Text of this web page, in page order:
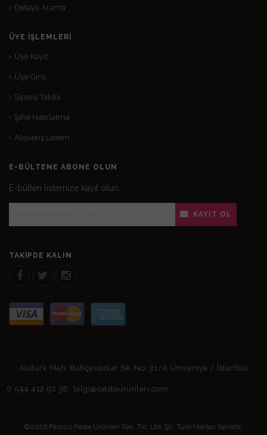
Detaylı Arama
ÜYE İŞLEMLERI
Üye Kayıt
Üye Giriş
Sipariş Takibi
Şifre Hatırlatma
Alışveriş Listem
E-BÜLTENE ABONE OLUN
E-bülten listemize kayıt olun.
KAYIT OL
TAKIPDE KALIN
Atatürk Mah. Bahçevanlar Sk. No: 31/A Ümraniye / İstanbul
0 544 412 92 38 bilgi@pastaurunleri.com
©2026 Passüs Pasta Ürünleri San. Tic. Ltd. Şti. Tüm Hakları Saklıdır.